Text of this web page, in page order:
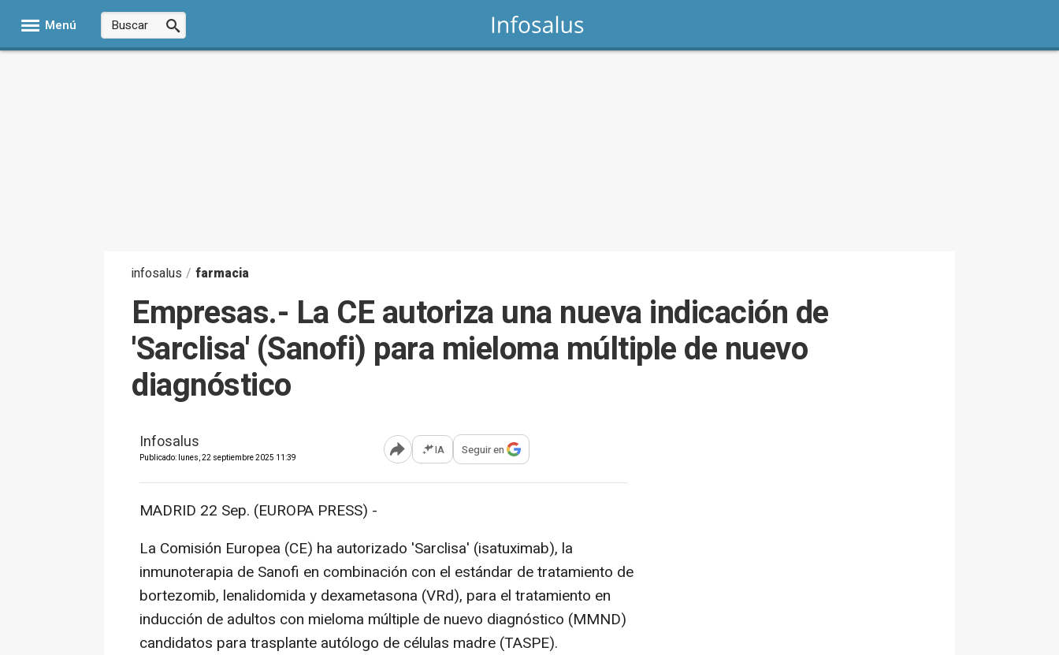
Menú
infosalus / farmacia
Empresas.- La CE autoriza una nueva indicación de
'Sarclisa' (Sanofi) para mieloma múltiple de nuevo
diagnóstico
Infosalus
Publicado: lunes, 22 septiembre 2025 11:39 Abrir opciones para compartir
IA Seguir en
MADRID 22 Sep. (EUROPA PRESS) -
La Comisión Europea (CE) ha autorizado 'Sarclisa' (isatuximab), la
inmunoterapia de Sanofi en combinación con el estándar de tratamiento de
bortezomib, lenalidomida y dexametasona (VRd), para el tratamiento en
inducción de adultos con mieloma múltiple de nuevo diagnóstico (MMND)
candidatos para trasplante autólogo de células madre (TASPE).